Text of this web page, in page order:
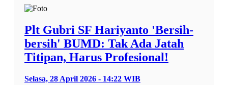
Plt Gubri SF Hariyanto 'Bersih-
bersih' BUMD: Tak Ada Jatah
Titipan, Harus Profesional!
Selasa, 28 April 2026 - 14:22 WIB